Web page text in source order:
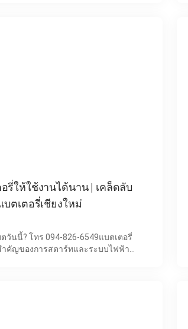
รี่ให้ใช้งานได้นาน | เคล็ดลับ
ตเตอรี่เชียงใหม่
วันนี้? โทร 094-826-6549แบตเตอรี่
ำคัญของการสตาร์ทและระบบไฟฟ้า